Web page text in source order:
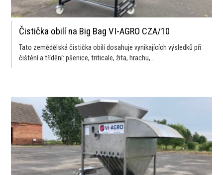
Čistička obilí na Big Bag VI-AGRO CZA/10
Tato zemědělská čistička obilí dosahuje vynikajících výsledků při
čištění a třídění: pšenice, triticale, žita, hrachu,...